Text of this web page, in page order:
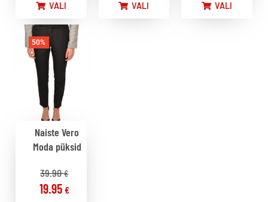
VALI VALI VALI
50%
Naiste Vero
Moda püksid
39.90€
19.95 €